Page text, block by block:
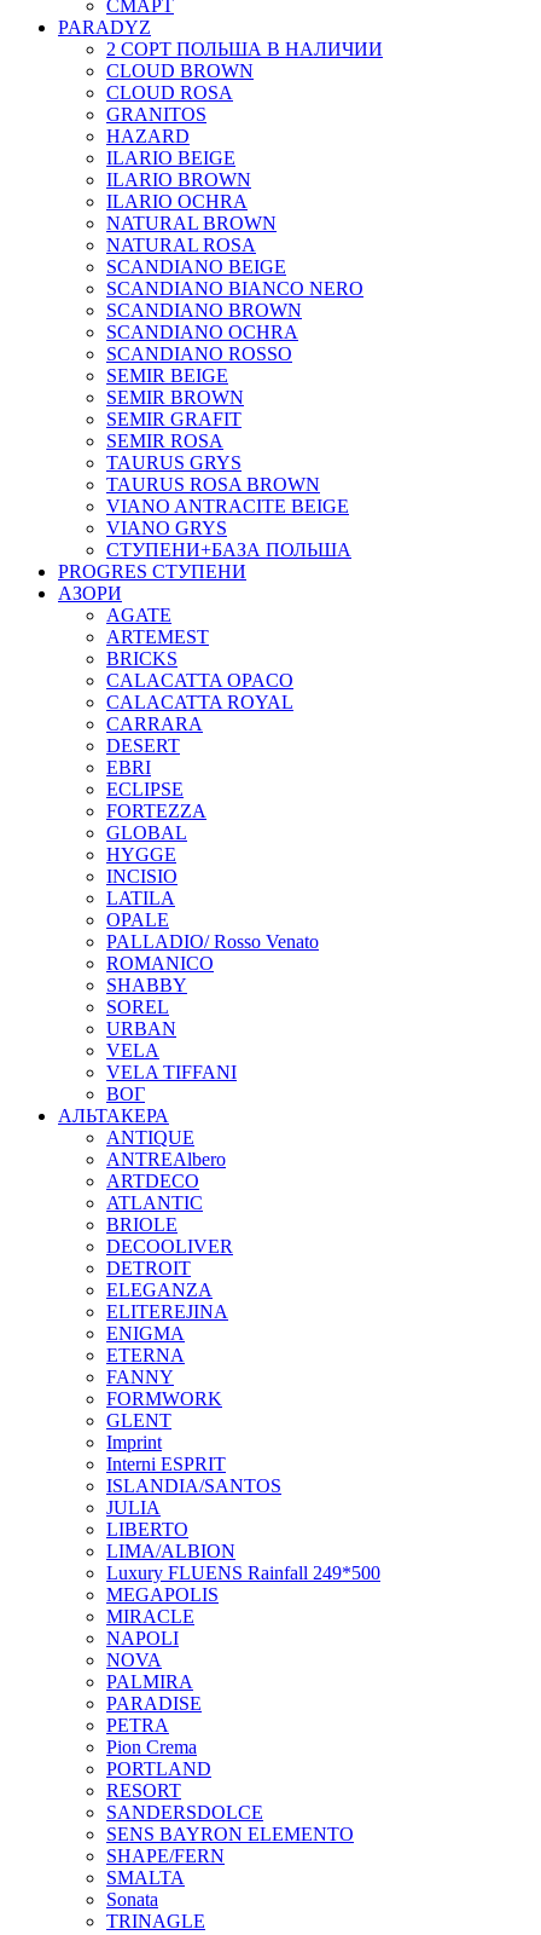
СМАРТ
PARADYZ
2 СОРТ ПОЛЬША В НАЛИЧИИ
CLOUD BROWN
CLOUD ROSA
GRANITOS
HAZARD
ILARIO BEIGE
ILARIO BROWN
ILARIO OCHRA
NATURAL BROWN
NATURAL ROSA
SCANDIANO BEIGE
SCANDIANO BIANCO NERO
SCANDIANO BROWN
SCANDIANO OCHRA
SCANDIANO ROSSO
SEMIR BEIGE
SEMIR BROWN
SEMIR GRAFIT
SEMIR ROSA
TAURUS GRYS
TAURUS ROSA BROWN
VIANO ANTRACITE BEIGE
VIANO GRYS
СТУПЕНИ+БАЗА ПОЛЬША
PROGRES СТУПЕНИ
АЗОРИ
AGATE
ARTEMEST
BRICKS
CALACATTA OPACO
CALACATTA ROYAL
CARRARA
DESERT
EBRI
ECLIPSE
FORTEZZA
GLOBAL
HYGGE
INCISIO
LATILA
OPALE
PALLADIO/ Rosso Venato
ROMANICO
SHABBY
SOREL
URBAN
VELA
VELA TIFFANI
ВОГ
АЛЬТАКЕРА
ANTIQUE
ANTREAlbero
ARTDECO
ATLANTIC
BRIOLE
DECOOLIVER
DETROIT
ELEGANZA
ELITEREJINA
ENIGMA
ETERNA
FANNY
FORMWORK
GLENT
Imprint
Interni ESPRIT
ISLANDIA/SANTOS
JULIA
LIBERTO
LIMA/ALBION
Luxury FLUENS Rainfall 249*500
MEGAPOLIS
MIRACLE
NAPOLI
NOVA
PALMIRA
PARADISE
PETRA
Pion Crema
PORTLAND
RESORT
SANDERSDOLCE
SENS BAYRON ELEMENTO
SHAPE/FERN
SMALTA
Sonata
TRINAGLE